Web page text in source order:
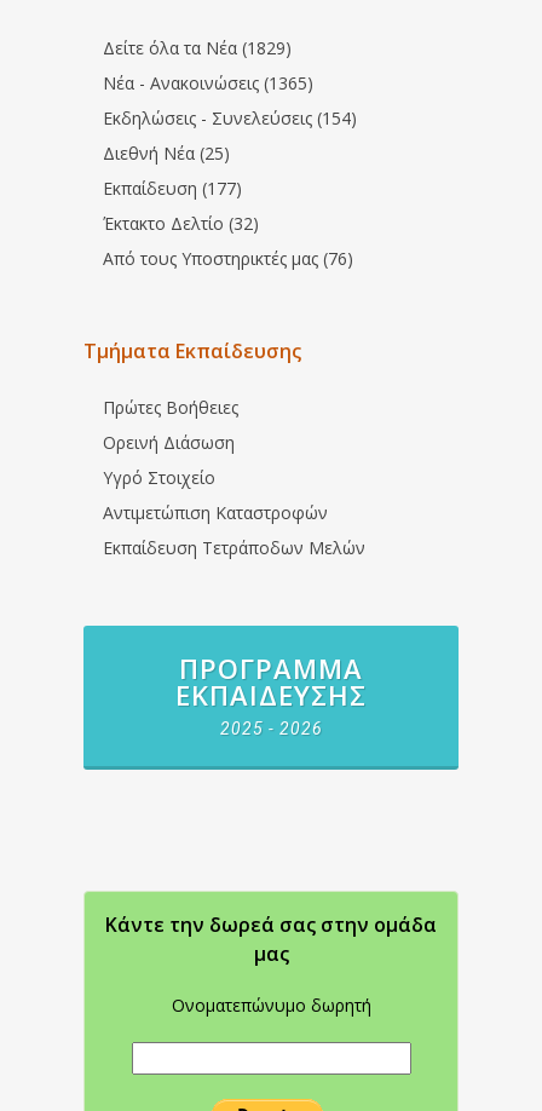
Δείτε όλα τα Νέα (1829)
Νέα - Ανακοινώσεις (1365)
Εκδηλώσεις - Συνελεύσεις (154)
Διεθνή Νέα (25)
Εκπαίδευση (177)
Έκτακτο Δελτίο (32)
Από τους Υποστηρικτές μας (76)
Τμήματα Εκπαίδευσης
Πρώτες Βοήθειες
Ορεινή Διάσωση
Υγρό Στοιχείο
Αντιμετώπιση Καταστροφών
Εκπαίδευση Τετράποδων Μελών
ΠΡΌΓΡΑΜΜΑ
ΕΚΠΑΊΔΕΥΣΗΣ
2025 - 2026
Κάντε την δωρεά σας στην oμάδα
μας
Ονοματεπώνυμο δωρητή